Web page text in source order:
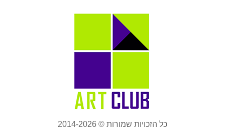
כל הזכויות שמורות © 2014-2026